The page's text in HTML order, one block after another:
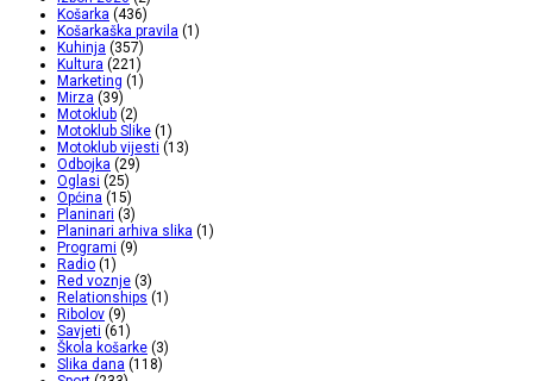
Košarka (436)
Košarkaška pravila (1)
Kuhinja (357)
Kultura (221)
Marketing (1)
Mirza (39)
Motoklub (2)
Motoklub Slike (1)
Motoklub vijesti (13)
Odbojka (29)
Oglasi (25)
Općina (15)
Planinari (3)
Planinari arhiva slika (1)
Programi (9)
Radio (1)
Red voznje (3)
Relationships (1)
Ribolov (9)
Savjeti (61)
Škola košarke (3)
Slika dana (118)